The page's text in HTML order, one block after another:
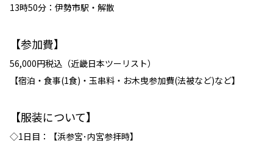
13時50分：伊勢市駅・解散
【参加費】
56,000円税込（近畿日本ツーリスト）
【宿泊・食事(1食)・玉串料・お木曳参加費(法被など)など】
【服装について】
◇1日目：【浜参宮･内宮参拝時】